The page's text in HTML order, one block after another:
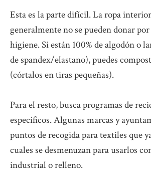
Esta es la parte difícil. La ropa
generalmente no se pueden donar
higiene. Si están 100% de algodón o
de spandex/elastano), puedes
(córtalos en tiras pequeñas).
Para el resto, busca programas de
específicos. Algunas marcas y
puntos de recogida para textiles que
cuales se desmenuzan para usarlos
industrial o relleno.